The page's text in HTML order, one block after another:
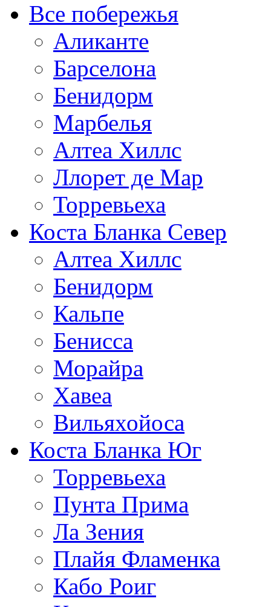
Все побережья
Аликанте
Барселона
Бенидорм
Марбелья
Алтеа Хиллс
Ллорет де Мар
Торревьеха
Коста Бланка Север
Алтеа Хиллс
Бенидорм
Кальпе
Бенисса
Морайра
Хавеа
Вильяхойоса
Коста Бланка Юг
Торревьеха
Пунта Прима
Ла Зения
Плайя Фламенка
Кабо Роиг